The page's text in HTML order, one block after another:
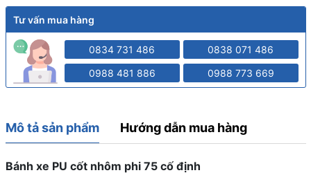
Tư vấn mua hàng
0834 731 486 0838 071 486
0988 481 886 0988 773 669
Mô tả sản phẩm Hướng dẫn mua hàng
Bánh xe PU cốt nhôm phi 75 cố định